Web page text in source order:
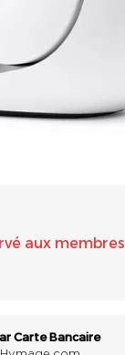
ACCESSOIRES
aux membres
Carte Bancaire